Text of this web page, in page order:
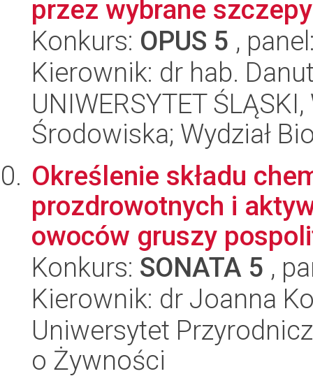
przez wybrane
Konkurs: OPUS 5 ,
Kierownik: dr hab.
UNIWERSYTET
Środowiska; Wydział
Określenie składu
prozdrowotnych i
owoców gruszy
Konkurs: SONATA 5 ,
Kierownik: dr Joanna
Uniwersytet
o Żywności